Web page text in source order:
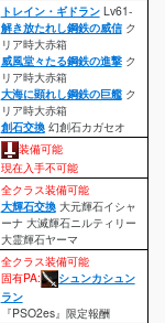
トレイン・ギドランLv61-
解き放たれし鋼鉄の威信ク
リア時大赤箱
威風堂々たる鋼鉄の進撃ク
リア時大赤箱
大海に顕れし鋼鉄の巨艦ク
リア時大赤箱
創石交換幻創石カガセオ
装備可能
現在入手不可能
全クラス装備可能
大輝石交換大元輝石イシャ
ーナ 大滅輝石ニルティリー
大霊輝石ヤーマ
全クラス装備可能
固有PA:
シュンカシュン
ラン
『PSO2es』限定報酬